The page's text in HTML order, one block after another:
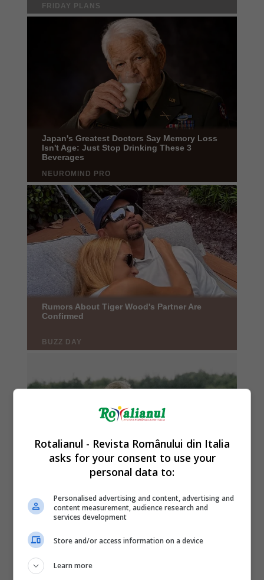
Rotalianul - Revista Românului din Italia
asks for your consent to use your
personal data to:
Personalised advertising and content, advertising and
content measurement, audience research and
services development
Store and/or access information on a device
Learn more